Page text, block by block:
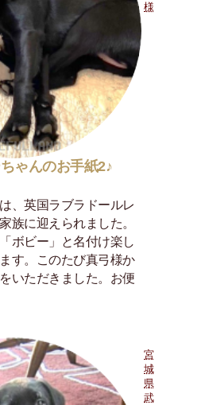
様
ゃんのお手紙2♪
、英国ラブラドールレ
族に迎えられました。
ボビー」と名付け楽し
す。このたび真弓様か
いただきました。お便
宮
城
県
武